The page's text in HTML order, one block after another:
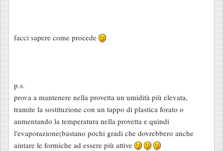
facci sapere come procede
p.s.
prova a mantenere nella provetta un umidità più elevata,
tramite la sostituzione con un tappo di plastica forato o
aumentando la temperatura nella provetta e quindi
l'evaporazione(bastano pochi gradi che dovrebbero anche
aiutare le formiche ad essere più attive